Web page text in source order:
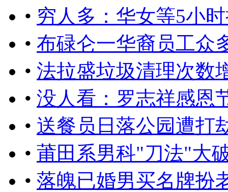
• 穷人多：华女等5小
• 布碌仑一华裔员工众
• 法拉盛垃圾清理次数
• 没人看：罗志祥感恩
• 送餐员日落公园遭打
• 莆田系男科"刀法"大
• 落魄已婚男买名牌扮